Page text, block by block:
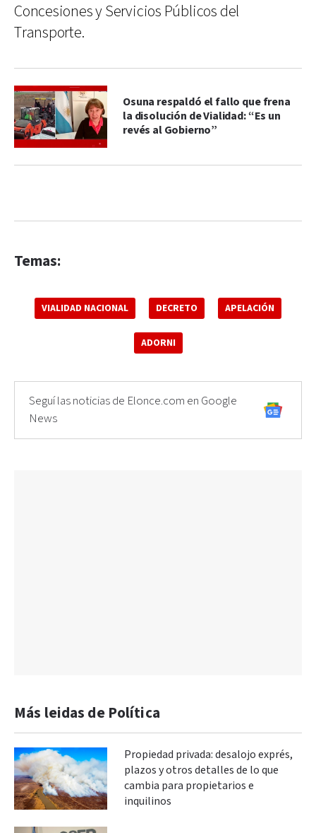
Concesiones y Servicios Públicos del
Transporte.
Osuna respaldó el fallo que frena
la disolución de Vialidad: “Es un
revés al Gobierno”
Temas:
VIALIDAD NACIONAL DECRETO APELACIÓN
ADORNI
Seguí las noticias de Elonce.com en Google
News
Más leidas de Política
Propiedad privada: desalojo exprés,
plazos y otros detalles de lo que
cambia para propietarios e
inquilinos